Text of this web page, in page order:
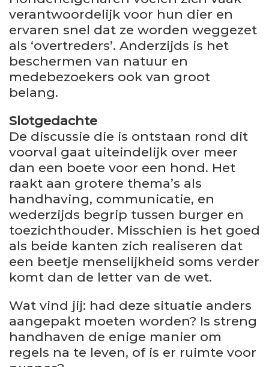
verantwoordelijk voor hun dier en
ervaren snel dat ze worden weggezet
als ‘overtreders’. Anderzijds is het
beschermen van natuur en
medebezoekers ook van groot
belang.
Slotgedachte
De discussie die is ontstaan rond dit
voorval gaat uiteindelijk over meer
dan een boete voor een hond. Het
raakt aan grotere thema’s als
handhaving, communicatie, en
wederzijds begrip tussen burger en
toezichthouder. Misschien is het goed
als beide kanten zich realiseren dat
een beetje menselijkheid soms verder
komt dan de letter van de wet.
Wat vind jij: had deze situatie anders
aangepakt moeten worden? Is streng
handhaven de enige manier om
regels na te leven, of is er ruimte voor